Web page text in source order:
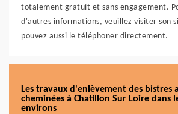
totalement gratuit et sans engagement.
d'autres informations, veuillez visiter son
pouvez aussi le téléphoner directement.
Les travaux d'enlèvement des bistres
cheminées à Chatillon Sur Loire dans
environs